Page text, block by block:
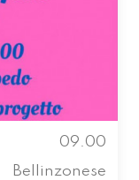
09.00
Bellinzonese